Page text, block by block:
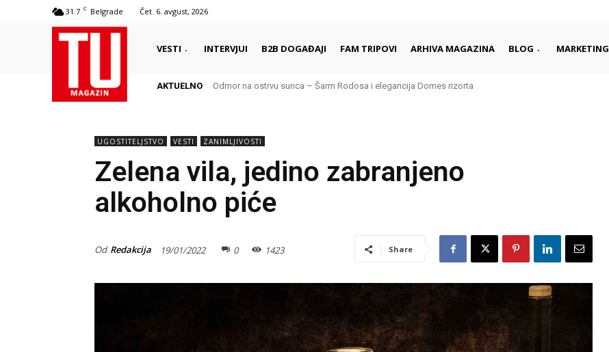
31.7 C Belgrade Čet. 6. avgust, 2026
VESTI INTERVJUI B2B DOGAĐAJI FAM TRIPOVI ARHIVA MAGAZINA BLOG MARKETING
AKTUELNO Odmor na ostrvu sunca – Šarm Rodosa i elegancija Domes rizorta
UGOSTITELJSTVO VESTI ZANIMLJIVOSTI
Zelena vila, jedino zabranjeno
alkoholno piće
Od Redakcija 19/01/2022 0 1423 Share